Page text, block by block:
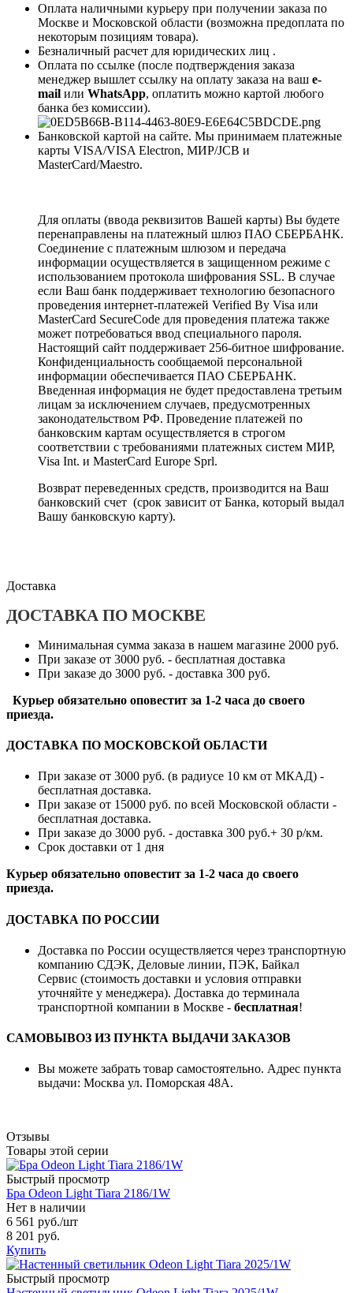
Оплата наличными курьеру при получении заказа по
Москве и Московской области (возможна предоплата по
некоторым позициям товара).
Безналичный расчет для юридических лиц .
Оплата по ссылке (после подтверждения заказа
менеджер вышлет ссылку на оплату заказа на ваш e-
mail или WhatsApp, оплатить можно картой любого
банка без комиссии).
Банковской картой на сайте. Мы принимаем платежные
карты VISA/VISA Electron, МИР/JCB и
MasterCard/Maestro.
Для оплаты (ввода реквизитов Вашей карты) Вы будете
перенаправлены на платежный шлюз ПАО СБЕРБАНК.
Соединение с платежным шлюзом и передача
информации осуществляется в защищенном режиме с
использованием протокола шифрования SSL. В случае
если Ваш банк поддерживает технологию безопасного
проведения интернет-платежей Verified By Visa или
MasterCard SecureCode для проведения платежа также
может потребоваться ввод специального пароля.
Настоящий сайт поддерживает 256-битное шифрование.
Конфиденциальность сообщаемой персональной
информации обеспечивается ПАО СБЕРБАНК.
Введенная информация не будет предоставлена третьим
лицам за исключением случаев, предусмотренных
законодательством РФ. Проведение платежей по
банковским картам осуществляется в строгом
соответствии с требованиями платежных систем МИР,
Visa Int. и MasterCard Europe Sprl.
Возврат переведенных средств, производится на Ваш
банковский счет (срок зависит от Банка, который выдал
Вашу банковскую карту).
Доставка
ДОСТАВКА ПО МОСКВЕ
Минимальная сумма заказа в нашем магазине 2000 руб.
При заказе от 3000 руб. - бесплатная доставка
При заказе до 3000 руб. - доставка 300 руб.
Курьер обязательно оповестит за 1-2 часа до своего
приезда.
ДОСТАВКА ПО МОСКОВСКОЙ ОБЛАСТИ
При заказе от 3000 руб. (в радиусе 10 км от МКАД) -
бесплатная доставка.
При заказе от 15000 руб. по всей Московской области -
бесплатная доставка.
При заказе до 3000 руб. - доставка 300 руб.+ 30 р/км.
Срок доставки от 1 дня
Курьер обязательно оповестит за 1-2 часа до своего
приезда.
ДОСТАВКА ПО РОССИИ
Доставка по России осуществляется через транспортную
компанию СДЭК, Деловые линии, ПЭК, Байкал
Сервис (стоимость доставки и условия отправки
уточняйте у менеджера). Доставка до терминала
транспортной компании в Москве - бесплатная!
САМОВЫВОЗ ИЗ ПУНКТА ВЫДАЧИ ЗАКАЗОВ
Вы можете забрать товар самостоятельно. Адрес пункта
выдачи: Москва ул. Поморская 48А.
Отзывы
Товары этой серии
Быстрый просмотр
Бра Odeon Light Tiara 2186/1W
Нет в наличии
6 561 руб./шт
8 201 руб.
Купить
Быстрый просмотр